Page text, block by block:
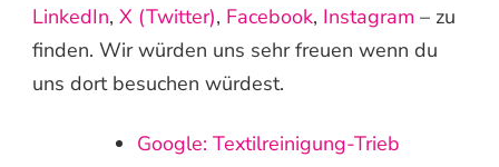
LinkedIn, X (Twitter), Facebook, Instagram – zu
finden. Wir würden uns sehr freuen wenn du
uns dort besuchen würdest.
Google: Textilreinigung-Trieb